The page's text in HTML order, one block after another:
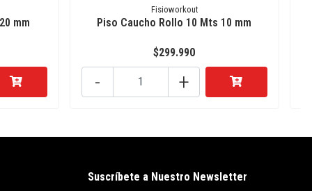
mm
Fisioworkout
Piso Caucho Rollo 10 Mts 10 mm
$299.990
+
-
Suscríbete a Nuestro Newsletter